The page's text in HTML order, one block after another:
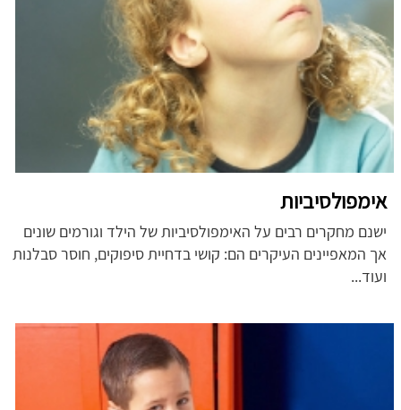
אימפולסיביות
ישנם מחקרים רבים על האימפולסיביות של הילד וגורמים שונים
אך המאפיינים העיקרים הם: קושי בדחיית סיפוקים, חוסר סבלנות
ועוד...